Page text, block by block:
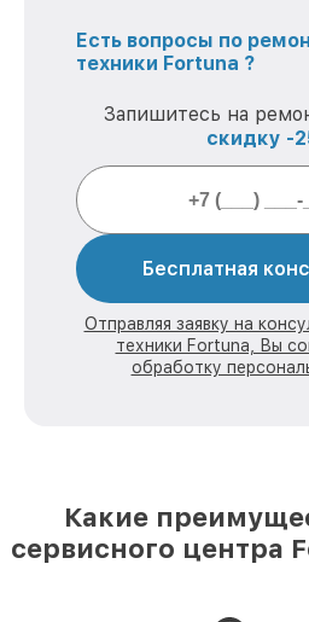
Есть вопросы по
техники Fortuna ?
Запишитесь на
скидку -
Бесплатная
Отправляя заявку на
техники Fortuna, Вы
обработку
Какие
сервисного центра